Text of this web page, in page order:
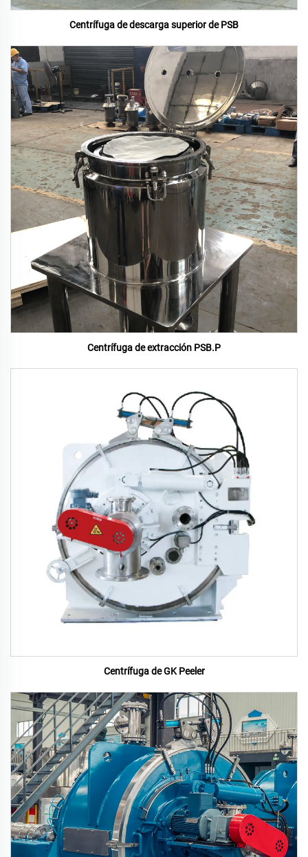
Centrífuga de descarga superior de PSB
Centrífuga de extracción PSB.P
Centrífuga de GK Peeler